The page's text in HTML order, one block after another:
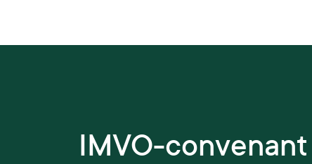
IMVO-convenant